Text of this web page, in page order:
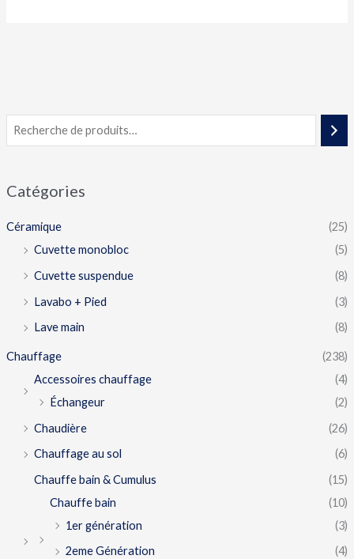
Catégories
Céramique
(25)
Cuvette monobloc
(5)
Cuvette suspendue
(8)
Lavabo + Pied
(3)
Lave main
(8)
Chauffage
(238)
Accessoires chauffage
(4)
Échangeur
(2)
Chaudière
(26)
Chauffage au sol
(6)
Chauffe bain & Cumulus
(15)
Chauffe bain
(10)
1er génération
(3)
2eme Génération
(4)